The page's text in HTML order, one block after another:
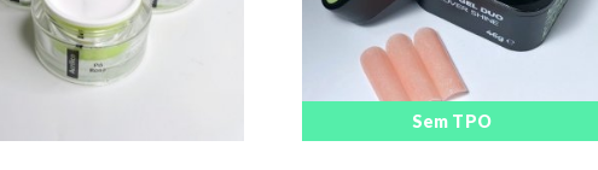
Sem TPO